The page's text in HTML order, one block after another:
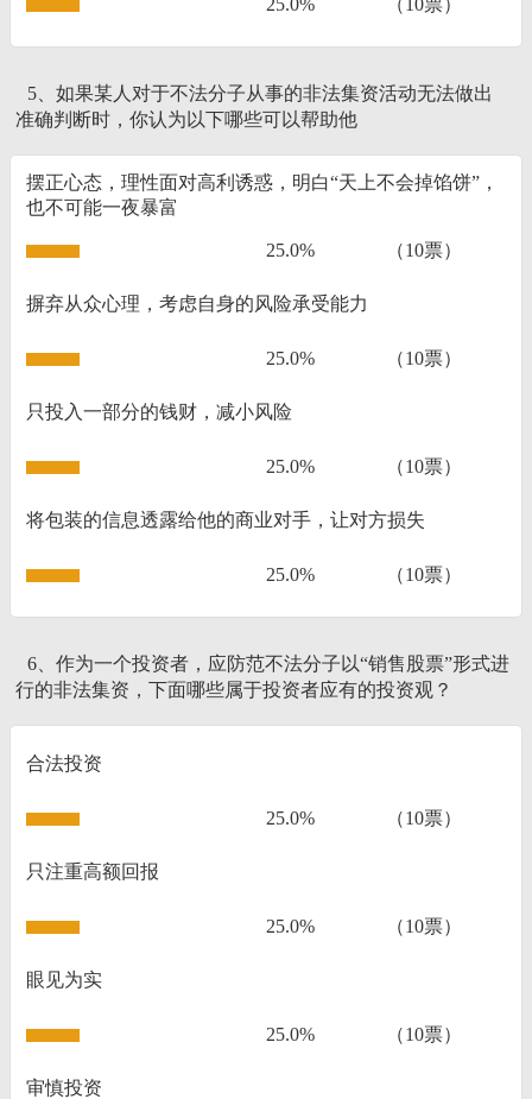
25.0% （10票）
5、如果某人对于不法分子从事的非法集资活动无法做出
准确判断时，你认为以下哪些可以帮助他
摆正心态，理性面对高利诱惑，明白“天上不会掉馅饼”，
也不可能一夜暴富
25.0% （10票）
摒弃从众心理，考虑自身的风险承受能力
25.0% （10票）
只投入一部分的钱财，减小风险
25.0% （10票）
将包装的信息透露给他的商业对手，让对方损失
25.0% （10票）
6、作为一个投资者，应防范不法分子以“销售股票”形式进
行的非法集资，下面哪些属于投资者应有的投资观？
合法投资
25.0% （10票）
只注重高额回报
25.0% （10票）
眼见为实
25.0% （10票）
审慎投资